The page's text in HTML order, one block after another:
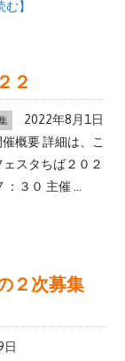
む】
２
2022年8月1日
概要 詳細は、こ
スタちば２０２
３０ 主催 ...
２次募集
日